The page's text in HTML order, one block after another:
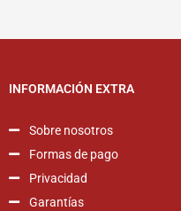
INFORMACIÓN EXTRA
Sobre nosotros
Formas de pago
Privacidad
Garantías